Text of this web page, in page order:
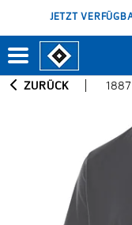
JETZT
ZURÜCK